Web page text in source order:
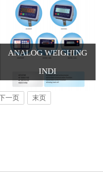
ANALOG WEIGHING
INDI
一页 末页